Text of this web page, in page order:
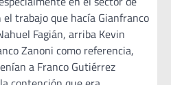
trabajo que hacía Gianfranco
Fagián, arriba Kevin
Zanoni como referencia,
a Franco Gutiérrez